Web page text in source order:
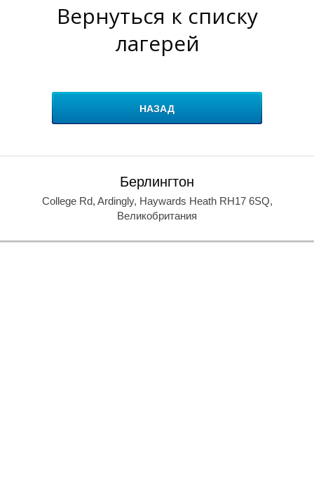
Вернуться к списку
лагерей
НАЗАД
Берлингтон
College Rd, Ardingly, Haywards Heath RH17 6SQ,
Великобритания